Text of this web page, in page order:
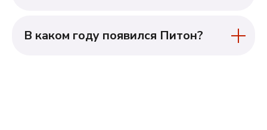
В каком году появился Питон?